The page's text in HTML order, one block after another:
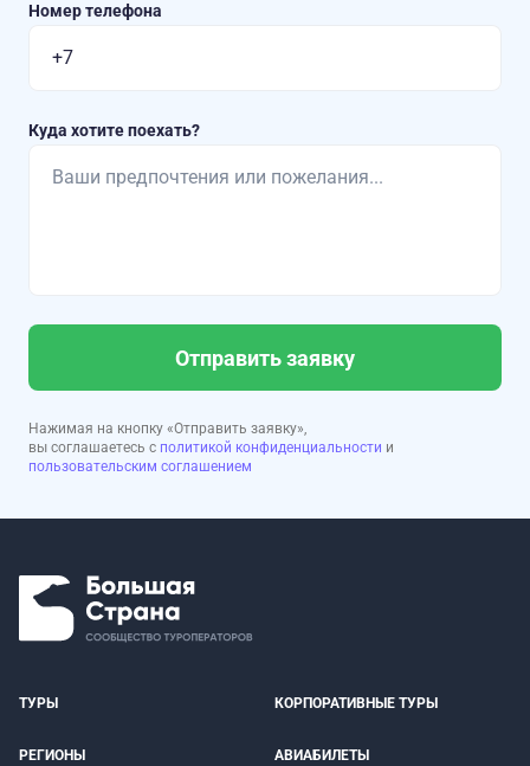
Номер телефона
Куда хотите поехать?
Отправить заявку
Нажимая на кнопку «Отправить заявку»,
вы соглашаетесь с политикой конфиденциальности и
пользовательским соглашением
ТУРЫ КОРПОРАТИВНЫЕ ТУРЫ
РЕГИОНЫ АВИАБИЛЕТЫ